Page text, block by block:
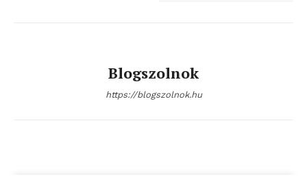
Blogszolnok
https://blogszolnok.hu